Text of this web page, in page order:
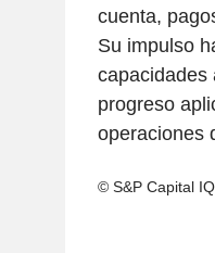
cuenta,
Su impulso
capacidades
progreso
operaciones
© S&P Capital